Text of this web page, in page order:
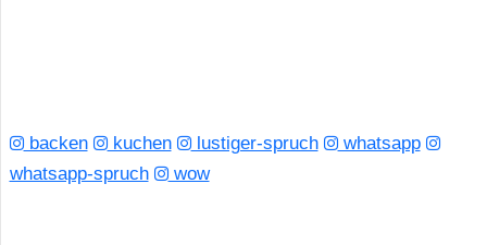
backen kuchen lustiger-spruch
whatsapp
whatsapp-spruch
wow